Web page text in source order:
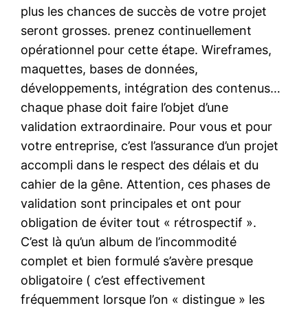
plus les chances de succès de votre projet
seront grosses. prenez continuellement
opérationnel pour cette étape. Wireframes,
maquettes, bases de données,
développements, intégration des contenus…
chaque phase doit faire l’objet d’une
validation extraordinaire. Pour vous et pour
votre entreprise, c’est l’assurance d’un projet
accompli dans le respect des délais et du
cahier de la gêne. Attention, ces phases de
validation sont principales et ont pour
obligation de éviter tout « rétrospectif ».
C’est là qu’un album de l’incommodité
complet et bien formulé s’avère presque
obligatoire ( c’est effectivement
fréquemment lorsque l’on « distingue » les